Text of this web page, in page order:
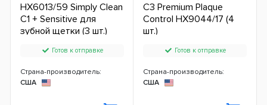
HX6013/59 Simply Clean
C1 + Sensitive для
зубной щетки (3 шт.)
Готов к отправке
Страна-производитель:
США
C3 Premium Plaque
Control HX9044/17 (4
шт.)
Готов к отправке
Страна-производитель:
США